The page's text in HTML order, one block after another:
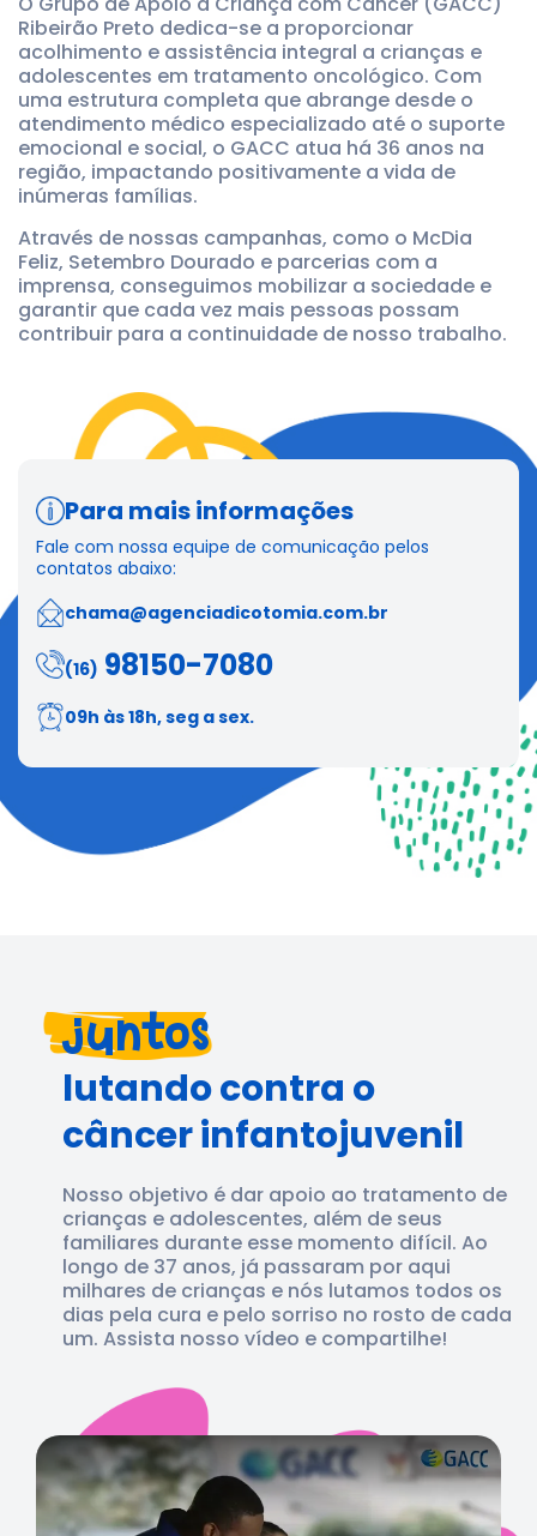
Ribeirão Preto dedica-se a proporcionar
acolhimento e assistência integral a crianças e
adolescentes em tratamento oncológico. Com
uma estrutura completa que abrange desde o
atendimento médico especializado até o suporte
emocional e social, o GACC atua há 36 anos na
região, impactando positivamente a vida de
inúmeras famílias.
Através de nossas campanhas, como o McDia
Feliz, Setembro Dourado e parcerias com a
imprensa, conseguimos mobilizar a sociedade e
garantir que cada vez mais pessoas possam
contribuir para a continuidade de nosso trabalho.
Para mais informações
Fale com nossa equipe de comunicação pelos
contatos abaixo:
chama@agenciadicotomia.com.br
(16) 98150-7080
09h às 18h, seg a sex.
juntos
lutando contra o
câncer infantojuvenil
Nosso objetivo é dar apoio ao tratamento de
crianças e adolescentes, além de seus
familiares durante esse momento difícil. Ao
longo de 37 anos, já passaram por aqui
milhares de crianças e nós lutamos todos os
dias pela cura e pelo sorriso no rosto de cada
um. Assista nosso vídeo e compartilhe!